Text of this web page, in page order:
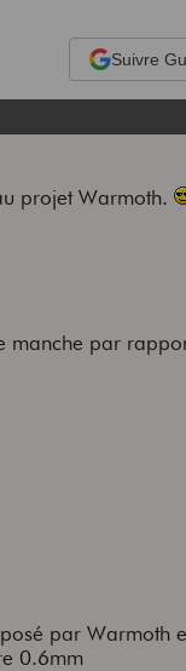
Suivre
projet Warmoth.
manche par
par Warmoth
0.6mm